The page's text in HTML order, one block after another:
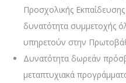
Προσχολικής
δυνατότητα συμμετοχής
υπηρετούν στην
Δυνατότητα δωρεάν
μεταπτυχιακά